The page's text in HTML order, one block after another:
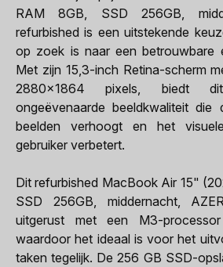
RAM 8GB, SSD 256GB,
refurbished is een uitstekende
op zoek is naar een betrouwbare
Met zijn 15,3-inch Retina-scherm
2880x1864 pixels, biedt
ongeëvenaarde beeldkwaliteit
beelden verhoogt en het
gebruiker verbetert.
Dit refurbished MacBook Air 15"
SSD 256GB, middernacht,
uitgerust met een M3-
waardoor het ideaal is voor het
taken tegelijk. De 256 GB SSD-